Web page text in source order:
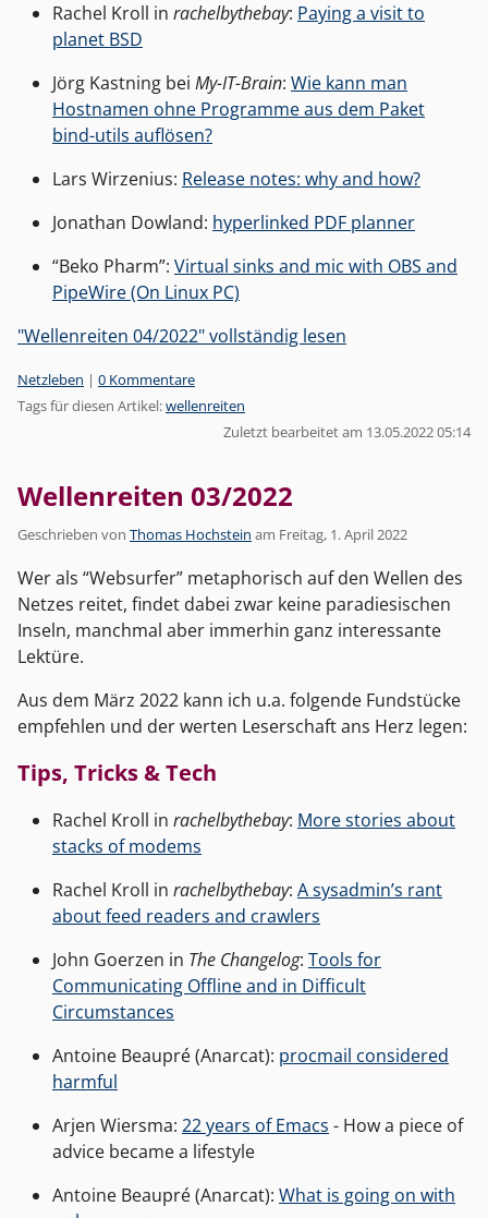
Rachel Kroll in rachelbythebay: Paying a visit to
planet BSD
Jörg Kastning bei My-IT-Brain: Wie kann man
Hostnamen ohne Programme aus dem Paket
bind-utils auflösen?
Lars Wirzenius: Release notes: why and how?
Jonathan Dowland: hyperlinked PDF planner
“Beko Pharm”: Virtual sinks and mic with OBS and
PipeWire (On Linux PC)
"Wellenreiten 04/2022" vollständig lesen
Kategorien:
Netzleben | 0 Kommentare
Tags für diesen Artikel:wellenreiten
Zuletzt bearbeitet am 13.05.2022 05:14
Wellenreiten 03/2022
Geschrieben von Thomas Hochstein am Freitag, 1. April 2022
Wer als “Websurfer” metaphorisch auf den Wellen des
Netzes reitet, findet dabei zwar keine paradiesischen
Inseln, manchmal aber immerhin ganz interessante
Lektüre.
Aus dem März 2022 kann ich u.a. folgende Fundstücke
empfehlen und der werten Leserschaft ans Herz legen:
Tips, Tricks & Tech
Rachel Kroll in rachelbythebay: More stories about
stacks of modems
Rachel Kroll in rachelbythebay: A sysadmin’s rant
about feed readers and crawlers
John Goerzen in The Changelog: Tools for
Communicating Offline and in Difficult
Circumstances
Antoine Beaupré (Anarcat): procmail considered
harmful
Arjen Wiersma: 22 years of Emacs - How a piece of
advice became a lifestyle
Antoine Beaupré (Anarcat): What is going on with